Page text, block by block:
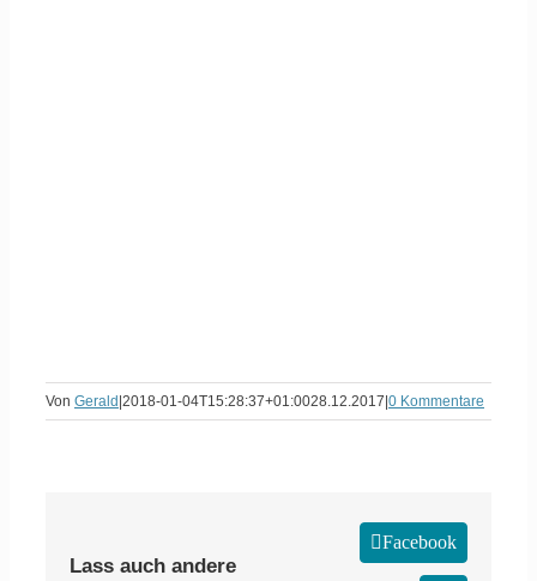
Von Gerald 2018-01-04T15:28:37+01:0028.12.2017 0 Kommentare
Lass auch andere
Facebook